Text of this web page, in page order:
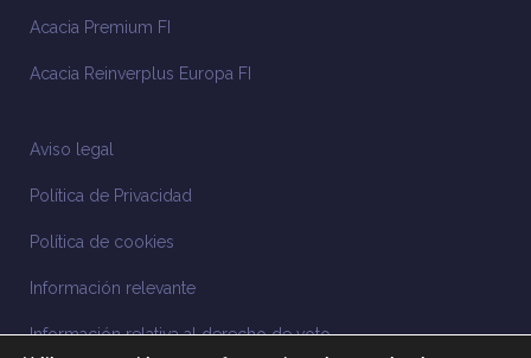
Acacia Premium FI
Acacia Reinverplus Europa FI
Aviso legal
Política de Privacidad
Política de cookies
Información relevante
Información relativa al derecho de voto